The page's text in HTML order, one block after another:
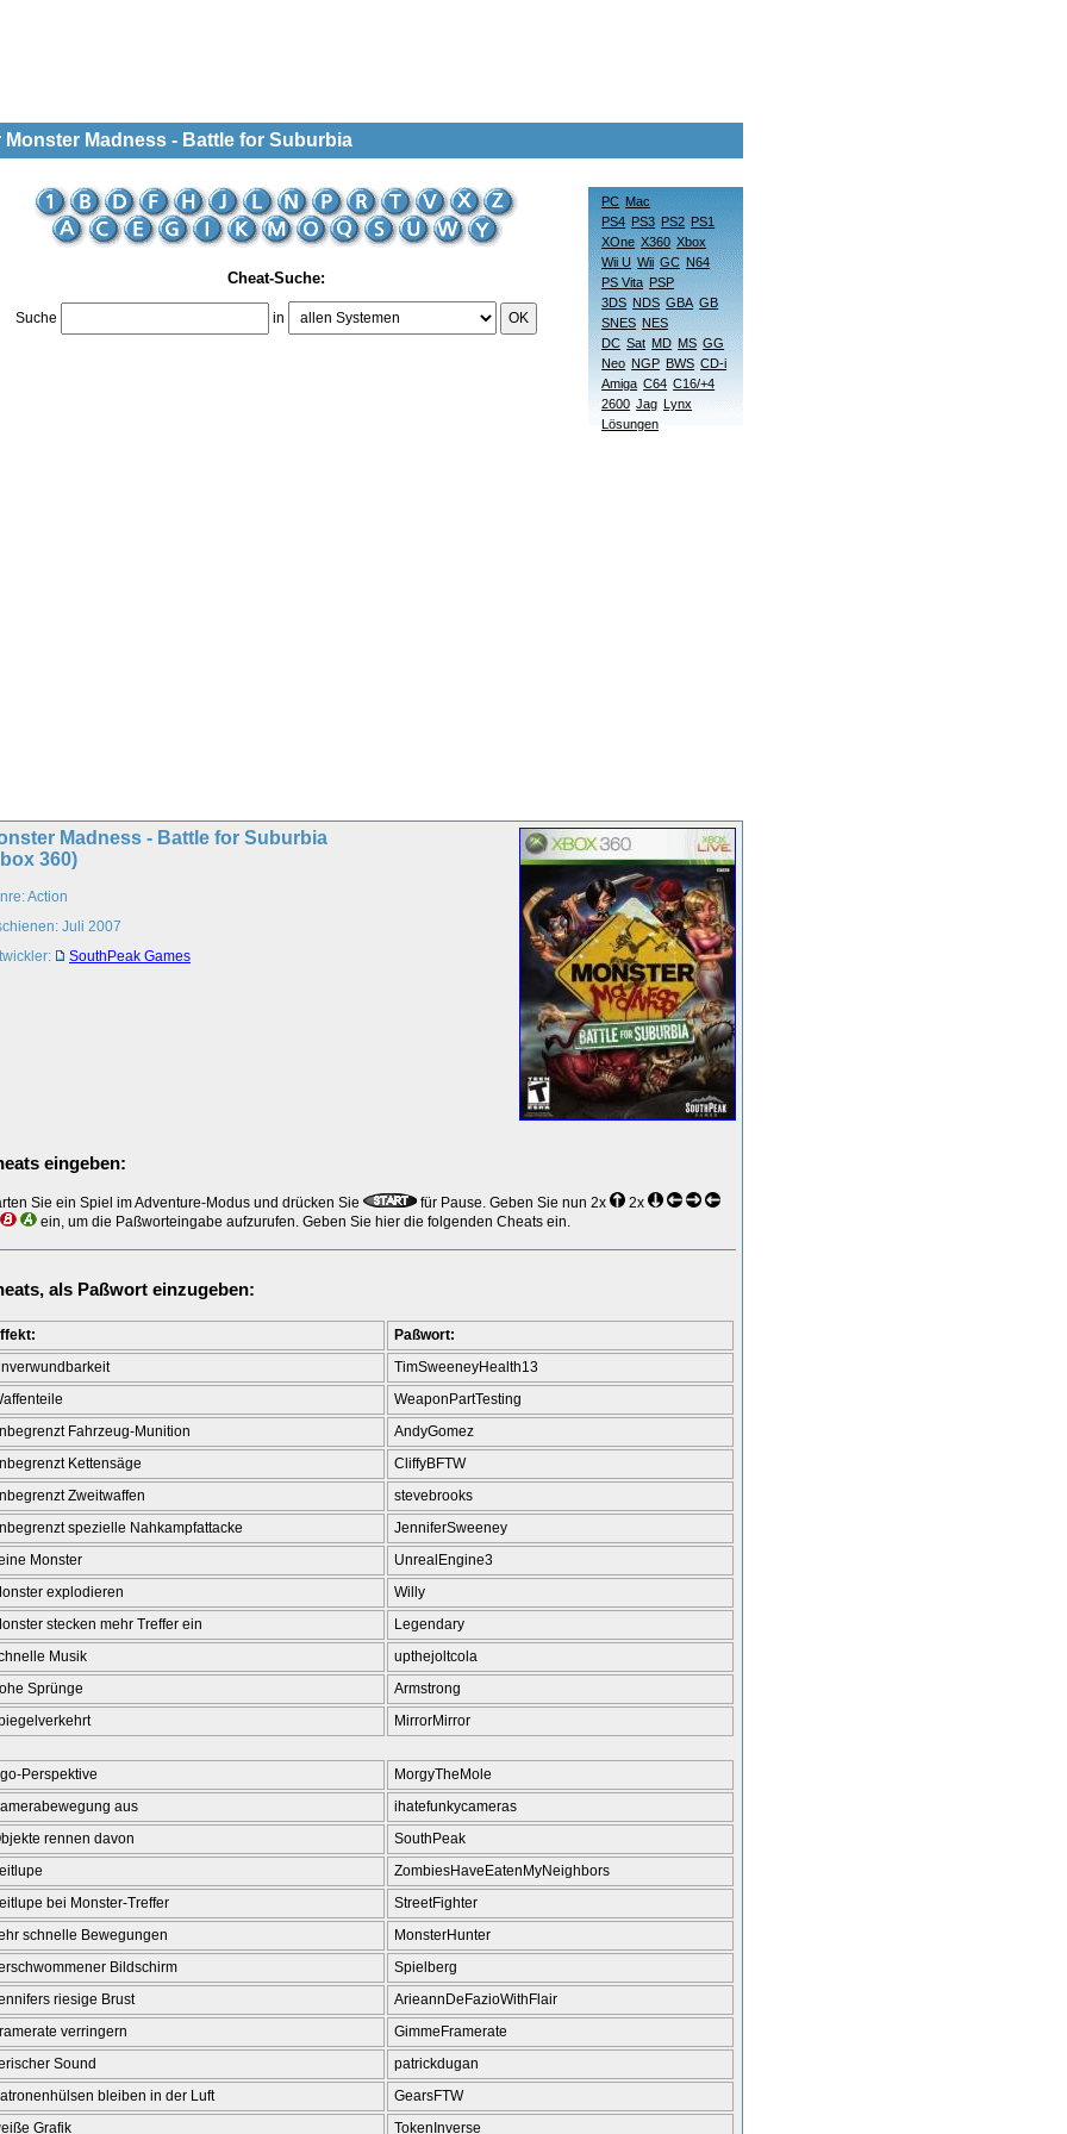
Madness - Battle for Suburbia
Cheat-Suche:
Suche in OK
PC Mac
PS4 PS3 PS2 PS1
XOne X360 Xbox
Wii U Wii GC N64
PS Vita PSP
3DS NDS GBA GB
SNES NES
DC Sat MD MS GG
Neo NGP BWS CD-i
Amiga C64 C16/+4
2600 Jag Lynx
Lösungen
Madness - Battle for Suburbia
360)
Action
Juli 2007
SouthPeak Games
eingeben:
Sie ein Spiel im Adventure-Modus und drücken Sie für Pause. Geben Sie nun 2x
2x
ein, um die Paßworteingabe aufzurufen. Geben Sie hier die folgenden Cheats ein.
als Paßwort einzugeben:
Paßwort:
TimSweeneyHealth13
WeaponPartTesting
Fahrzeug-Munition
AndyGomez
Kettensäge
CliffyBFTW
Zweitwaffen
stevebrooks
spezielle Nahkampfattacke
JenniferSweeney
Monster
UnrealEngine3
explodieren
Willy
stecken mehr Treffer ein
Legendary
Musik
upthejoltcola
Sprünge
Armstrong
MirrorMirror
Perspektive
MorgyTheMole
aus
ihatefunkycameras
rennen davon
SouthPeak
ZombiesHaveEatenMyNeighbors
bei Monster-Treffer
StreetFighter
schnelle Bewegungen
MonsterHunter
Bildschirm
Spielberg
riesige Brust
ArieannDeFazioWithFlair
verringern
GimmeFramerate
Sound
patrickdugan
bleiben in der Luft
GearsFTW
Grafik
TokenInverse